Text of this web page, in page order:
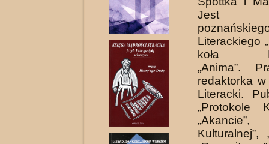
Jest
Literackiego
koła
„Anima”.
redaktorka
Lite­racki.
„Protokole
Kulturalnej”,